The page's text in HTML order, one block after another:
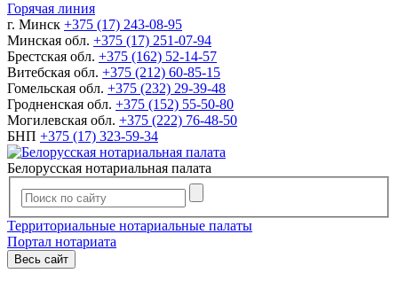
Горячая линия
г. Минск +375 (17) 243-08-95
Минская обл. +375 (17) 251-07-94
Брестская обл. +375 (162) 52-14-57
Витебская обл. +375 (212) 60-85-15
Гомельская обл. +375 (232) 29-39-48
Гродненская обл. +375 (152) 55-50-80
Могилевская обл. +375 (222) 76-48-50
БНП +375 (17) 323-59-34
Белорусская нотариальная палата
Территориальные нотариальные палаты
Портал нотариата
Весь сайт